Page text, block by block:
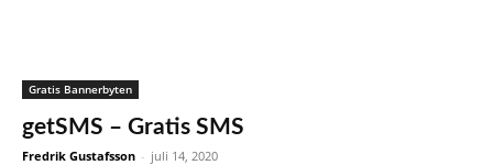
Gratis Bannerbyten
getSMS – Gratis SMS
Fredrik Gustafsson - juli 14, 2020